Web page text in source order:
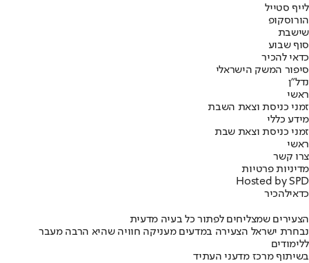
לייף סטייל
הורוסקופ
שישבת
סוף שבוע
כדאי להכיר
סיפור המשק הישראלי
נדל"ן
ראשי
זמני כניסת וצאת השבת
מידע כללי
זמני כניסת וצאת שבת
ראשי
צרו קשר
מדיניות פרטיות
Hosted by SPD
כדאילהכיר
הצעירים שמצליחים לפתור כל בעיה מדעית
נבחרת ישראל הצעירה במדעים מעניקה חוויה שהיא הרבה מעבר
ללימודים
בשיתוף מרכז מדעני העתיד